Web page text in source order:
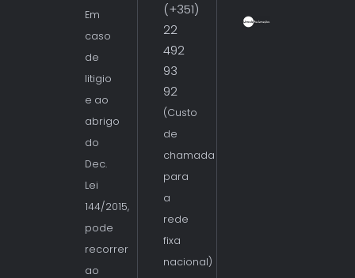
Em
caso
de
litigio
e ao
abrigo
do
Dec.
Lei
144/2015,
pode
recorrer
ao
(+351)
22
492
93
92
(Custo
de
chamada
para
a
rede
fixa
nacional)